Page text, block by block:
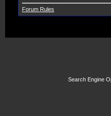
Forum Rules
Search Engine